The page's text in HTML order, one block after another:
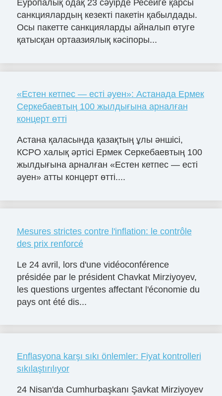
Еуропалық одақ 23 сәуірде Ресейге қарсы
санкциялардың кезекті пакетін қабылдады.
Осы пакетте санкцияларды айналып өтуге
қатысқан ортаазиялық кәсіпоры...
«Естен кетпес — есті әуен»: Астанада Ермек
Серкебаевтың 100 жылдығына арналған
концерт өтті
Астана қаласында қазақтың ұлы әншісі,
КСРО халық әртісі Ермек Серкебаевтың 100
жылдығына арналған «Естен кетпес — есті
әуен» атты концерт өтті....
Mesures strictes contre l'inflation: le contrôle
des prix renforcé
Le 24 avril, lors d'une vidéoconférence
présidée par le président Chavkat Mirziyoyev,
les questions urgentes affectant l'économie du
pays ont été dis...
Enflasyona karşı sıkı önlemler: Fiyat kontrolleri
sıkılaştırılıyor
24 Nisan'da Cumhurbaşkanı Şavkat Mirziyoyev